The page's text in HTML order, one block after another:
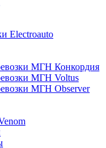
Electroauto
МГН Конкордия
МГН Voltus
МГН Observer